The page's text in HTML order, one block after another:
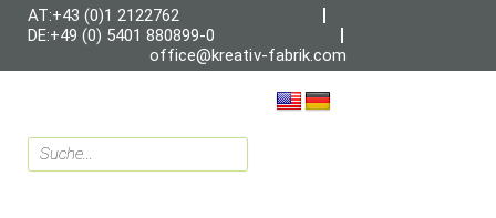
AT:+43 (0)1 2122762
DE:+49 (0) 5401 880899-0
office@kreativ-fabrik.com